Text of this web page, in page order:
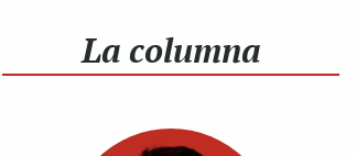
La columna